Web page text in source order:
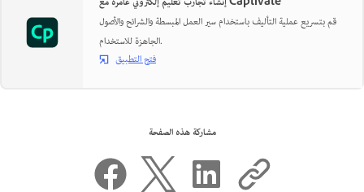
قم بتسريع عملية التأليف باستخدام سير العمل المبسطة والشرائح والأصول
الجاهزة للاستخدام.
فتح التطبيق
مشاركة هذه الصفحة